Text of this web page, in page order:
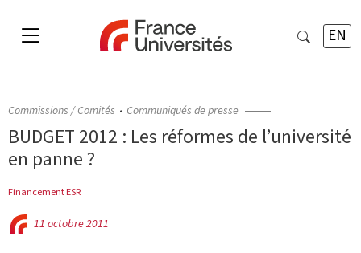
EN
Commissions / Comités Communiqués de presse
BUDGET 2012 : Les réformes de l’université
en panne ?
Financement ESR
11 octobre 2011